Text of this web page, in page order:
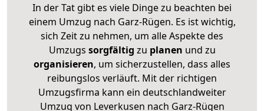
In der Tat gibt es viele Dinge zu beachten bei
einem Umzug nach Garz-Rügen. Es ist wichtig,
sich Zeit zu nehmen, um alle Aspekte des
Umzugs sorgfältig zu planen und zu
organisieren, um sicherzustellen, dass alles
reibungslos verläuft. Mit der richtigen
Umzugsfirma kann ein deutschlandweiter
Umzug von Leverkusen nach Garz-Rügen